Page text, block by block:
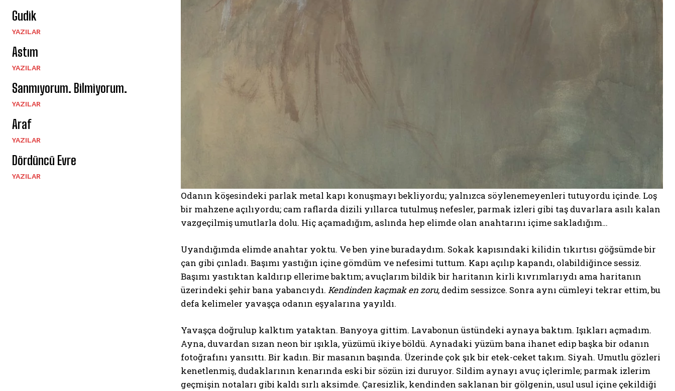
Gudik
YAZILAR
Astım
YAZILAR
Sanmıyorum. Bilmiyorum.
YAZILAR
Araf
YAZILAR
Dördüncü Evre
YAZILAR
Odanın köşesindeki parlak metal kapı konuşmayı bekliyordu; yalnızca söylenemeyenleri tutuyordu içinde. Loş
bir mahzene açılıyordu; cam raflarda dizili yıllarca tutulmuş nefesler, parmak izleri gibi taş duvarlara asılı kalan
vazgeçilmiş umutlarla dolu. Hiç açamadığım, aslında hep elimde olan anahtarını içime sakladığım…
Uyandığımda elimde anahtar yoktu. Ve ben yine buradaydım. Sokak kapısındaki kilidin tıkırtısı göğsümde bir
çan gibi çınladı. Başımı yastığın içine gömdüm ve nefesimi tuttum. Kapı açılıp kapandı, olabildiğince sessiz.
Başımı yastıktan kaldırıp ellerime baktım; avuçlarım bildik bir haritanın kirli kıvrımlarıydı ama haritanın
üzerindeki şehir bana yabancıydı. Kendinden kaçmak en zoru, dedim sessizce. Sonra aynı cümleyi tekrar ettim, bu
defa kelimeler yavaşça odanın eşyalarına yayıldı.
Yavaşça doğrulup kalktım yataktan. Banyoya gittim. Lavabonun üstündeki aynaya baktım. Işıkları açmadım.
Ayna, duvardan sızan neon bir ışıkla, yüzümü ikiye böldü. Aynadaki yüzüm bana ihanet edip başka bir odanın
fotoğrafını yansıttı. Bir kadın. Bir masanın başında. Üzerinde çok şık bir etek-ceket takım. Siyah. Umutlu gözleri
kenetlenmiş, dudaklarının kenarında eski bir sözün izi duruyor. Sildim aynayı avuç içlerimle; parmak izlerim
geçmişin notaları gibi kaldı sırlı aksimde. Çaresizlik, kendinden saklanan bir gölgenin, usul usul içine çekildiği